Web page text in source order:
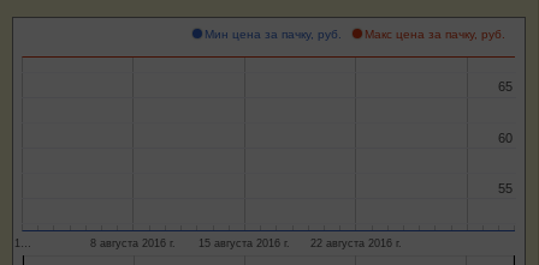
Мин цена за пачку, руб. Макс цена за пачку, руб.
1… 8 августа 2016 г. 15 августа 2016 г. 22 августа 2016 г.
55
55
60
60
65
65